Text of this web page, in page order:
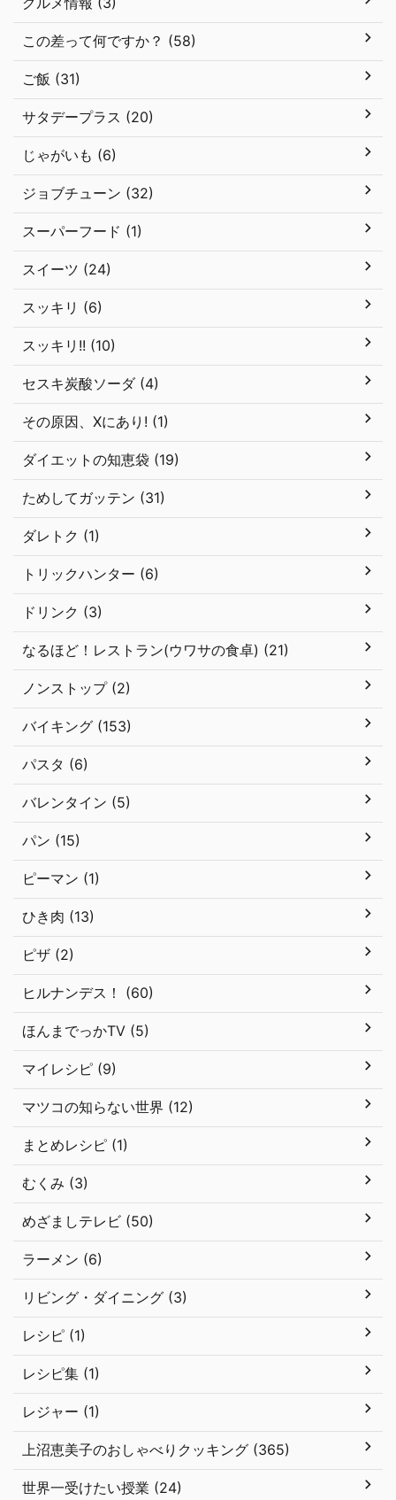
この差って何ですか？ (58)
ご飯 (31)
サタデープラス (20)
じゃがいも (6)
ジョブチューン (32)
スーパーフード (1)
スイーツ (24)
スッキリ (6)
スッキリ!! (10)
セスキ炭酸ソーダ (4)
その原因、Xにあり! (1)
ダイエットの知恵袋 (19)
ためしてガッテン (31)
ダレトク (1)
トリックハンター (6)
ドリンク (3)
なるほど！レストラン(ウワサの食卓) (21)
ノンストップ (2)
バイキング (153)
パスタ (6)
バレンタイン (5)
パン (15)
ピーマン (1)
ひき肉 (13)
ピザ (2)
ヒルナンデス！ (60)
ほんまでっかTV (5)
マイレシピ (9)
マツコの知らない世界 (12)
まとめレシピ (1)
むくみ (3)
めざましテレビ (50)
ラーメン (6)
リビング・ダイニング (3)
レシピ (1)
レシピ集 (1)
レジャー (1)
上沼恵美子のおしゃべりクッキング (365)
世界一受けたい授業 (24)